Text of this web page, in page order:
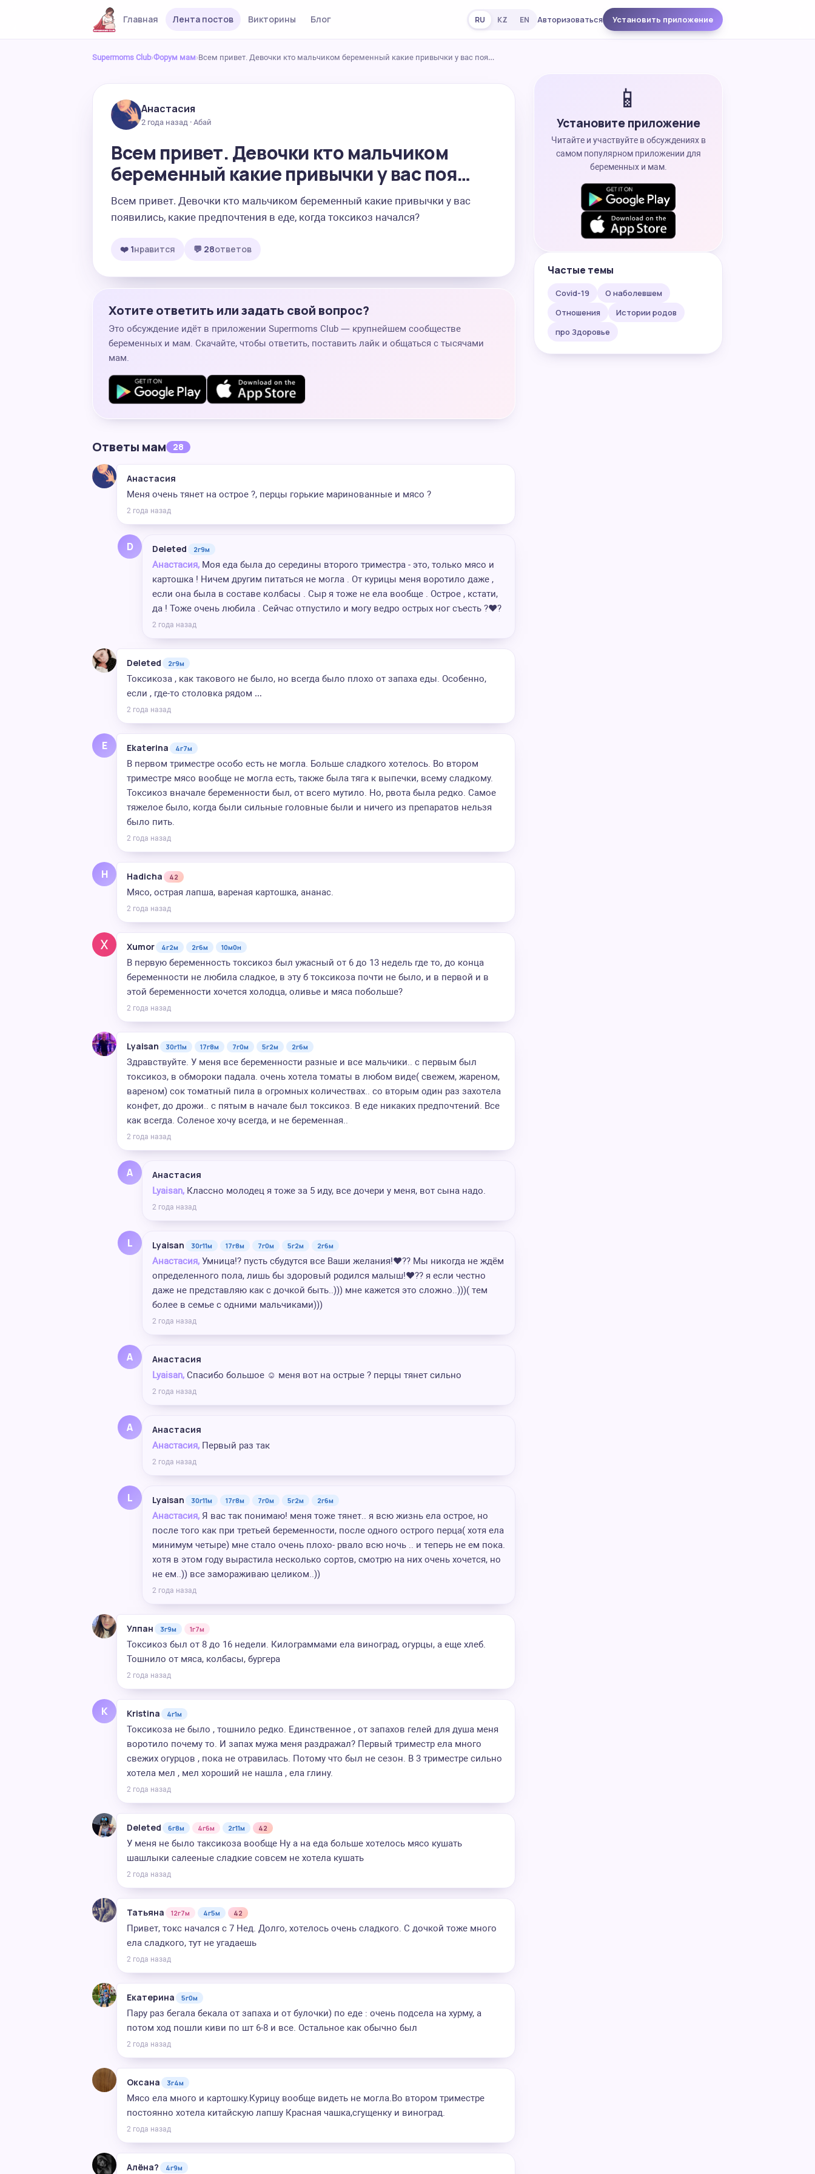
Главная Лента постов Викторины Блог RU KZ EN Авторизоваться Установить приложение
Supermoms Club›Форум мам›Всем привет. Девочки кто мальчиком беременный какие привычки у вас поя…
Анастасия
2 года назад · Абай
Всем привет. Девочки кто мальчиком
беременный какие привычки у вас поя…
Всем привет. Девочки кто мальчиком беременный какие привычки у вас
появились, какие предпочтения в еде, когда токсикоз начался?
❤️ 1нравится 💬 28ответов
Хотите ответить или задать свой вопрос?
Это обсуждение идёт в приложении Supermoms Club — крупнейшем сообществе
беременных и мам. Скачайте, чтобы ответить, поставить лайк и общаться с тысячами
мам.
Ответы мам 28
Анастасия
Меня очень тянет на острое ?️, перцы горькие маринованные и мясо ?
2 года назад
D Deleted 2г9м
Анастасия, Моя еда была до середины второго триместра - это, только мясо и
картошка ! Ничем другим питаться не могла . От курицы меня воротило даже ,
если она была в составе колбасы . Сыр я тоже не ела вообще . Острое , кстати,
да ! Тоже очень любила . Сейчас отпустило и могу ведро острых ног съесть ?❤️‍?
2 года назад
Deleted 2г9м
Токсикоза , как такового не было, но всегда было плохо от запаха еды. Особенно,
если , где-то столовка рядом …
2 года назад
E Ekaterina 4г7м
В первом триместре особо есть не могла. Больше сладкого хотелось. Во втором
триместре мясо вообще не могла есть, также была тяга к выпечки, всему сладкому.
Токсикоз вначале беременности был, от всего мутило. Но, рвота была редко. Самое
тяжелое было, когда были сильные головные были и ничего из препаратов нельзя
было пить.
2 года назад
H Hadicha 42
Мясо, острая лапша, вареная картошка, ананас.
2 года назад
Xumor 4г2м 2г6м 10м0н
В первую беременность токсикоз был ужасный от 6 до 13 недель где то, до конца
беременности не любила сладкое, в эту б токсикоза почти не было, и в первой и в
этой беременности хочется холодца, оливье и мяса побольше?
2 года назад
Lyaisan 30г11м 17г8м 7г0м 5г2м 2г6м
Здравствуйте. У меня все беременности разные и все мальчики.. с первым был
токсикоз, в обмороки падала. очень хотела томаты в любом виде( свежем, жареном,
вареном) сок томатный пила в огромных количествах.. со вторым один раз захотела
конфет, до дрожи.. с пятым в начале был токсикоз. В еде никаких предпочтений. Все
как всегда. Соленое хочу всегда, и не беременная..
2 года назад
А Анастасия
Lyaisan, Классно молодец я тоже за 5 иду, все дочери у меня, вот сына надо.
2 года назад
L Lyaisan 30г11м 17г8м 7г0м 5г2м 2г6м
Анастасия, Умница!? пусть сбудутся все Ваши желания!❤️?? Мы никогда не ждём
определенного пола, лишь бы здоровый родился малыш!❤️?? я если честно
даже не представляю как с дочкой быть..))) мне кажется это сложно..)))( тем
более в семье с одними мальчиками)))
2 года назад
А Анастасия
Lyaisan, Спасибо большое ☺️ меня вот на острые ?️ перцы тянет сильно
2 года назад
А Анастасия
Анастасия, Первый раз так
2 года назад
L Lyaisan 30г11м 17г8м 7г0м 5г2м 2г6м
Анастасия, Я вас так понимаю! меня тоже тянет.. я всю жизнь ела острое, но
после того как при третьей беременности, после одного острого перца( хотя ела
минимум четыре) мне стало очень плохо- рвало всю ночь .. и теперь не ем пока.
хотя в этом году вырастила несколько сортов, смотрю на них очень хочется, но
не ем..)) все замораживаю целиком..))
2 года назад
Улпан 3г9м 1г7м
Токсикоз был от 8 до 16 недели. Килограммами ела виноград, огурцы, а еще хлеб.
Тошнило от мяса, колбасы, бургера
2 года назад
K Kristina 4г1м
Токсикоза не было , тошнило редко. Единственное , от запахов гелей для душа меня
воротило почему то. И запах мужа меня раздражал? Первый триместр ела много
свежих огурцов , пока не отравилась. Потому что был не сезон. В 3 триместре сильно
хотела мел , мел хороший не нашла , ела глину.
2 года назад
Deleted 6г8м 4г6м 2г11м 42
У меня не было таксикоза вообще Ну а на еда больше хотелось мясо кушать
шашлыки салееные сладкие совсем не хотела кушать
2 года назад
Татьяна 12г7м 4г5м 42
Привет, токс начался с 7 Нед. Долго, хотелось очень сладкого. С дочкой тоже много
ела сладкого, тут не угадаешь
2 года назад
Екатерина 5г0м
Пару раз бегала бекала от запаха и от булочки) по еде : очень подсела на хурму, а
потом ход пошли киви по шт 6-8 и все. Остальное как обычно был
2 года назад
Оксана 3г4м
Мясо ела много и картошку.Курицу вообще видеть не могла.Во втором триместре
постоянно хотела китайскую лапшу Красная чашка,сгущенку и виноград.
2 года назад
Алёна? 4г9м
📱
Установите приложение
Читайте и участвуйте в обсуждениях в
самом популярном приложении для
беременных и мам.
Частые темы
Covid-19
О наболевшем
Отношения
Истории родов
про Здоровье